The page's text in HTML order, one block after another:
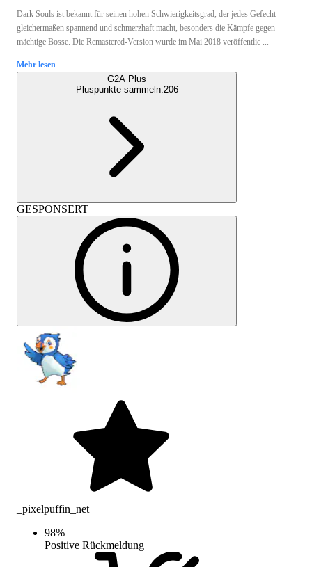
Dark Souls ist bekannt für seinen hohen Schwierigkeitsgrad, der jedes Gefecht
gleichermaßen spannend und schmerzhaft macht, besonders die Kämpfe gegen
mächtige Bosse. Die Remastered-Version wurde im Mai 2018 veröffentlic ...
Mehr lesen
G2A Plus
Pluspunkte sammeln:206
GESPONSERT
_pixelpuffin_net
98%
Positive Rückmeldung